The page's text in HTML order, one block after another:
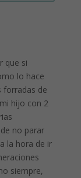
que si
lo hace
forradas de
hijo con 2
no parar
la hora de ir
siempre,